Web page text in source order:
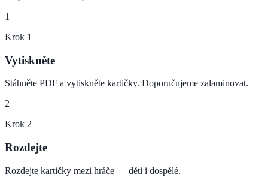
1
Krok 1
Vytiskněte
Stáhněte PDF a vytiskněte kartičky. Doporučujeme zalaminovat.
2
Krok 2
Rozdejte
Rozdejte kartičky mezi hráče — děti i dospělé.